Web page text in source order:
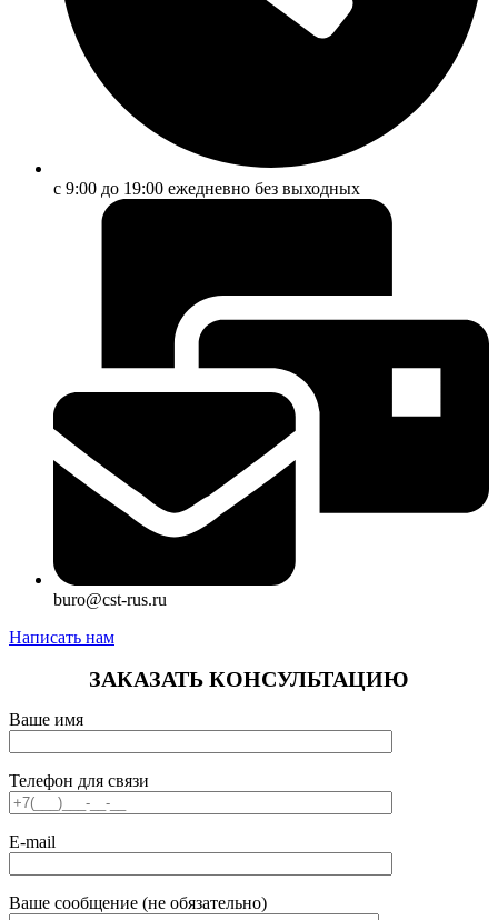
с 9:00 до 19:00 ежедневно без выходных
buro@cst-rus.ru
Написать нам
ЗАКАЗАТЬ КОНСУЛЬТАЦИЮ
Ваше имя
Телефон для связи
E-mail
Ваше сообщение (не обязательно)